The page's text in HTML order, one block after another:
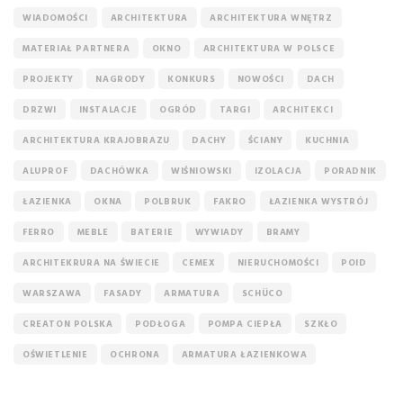
WIADOMOŚCI ARCHITEKTURA ARCHITEKTURA WNĘTRZ
MATERIAŁ PARTNERA OKNO ARCHITEKTURA W POLSCE
PROJEKTY NAGRODY KONKURS NOWOŚCI DACH
DRZWI INSTALACJE OGRÓD TARGI ARCHITEKCI
ARCHITEKTURA KRAJOBRAZU DACHY ŚCIANY KUCHNIA
ALUPROF DACHÓWKA WIŚNIOWSKI IZOLACJA PORADNIK
ŁAZIENKA OKNA POLBRUK FAKRO ŁAZIENKA WYSTRÓJ
FERRO MEBLE BATERIE WYWIADY BRAMY
ARCHITEKRURA NA ŚWIECIE CEMEX NIERUCHOMOŚCI POID
WARSZAWA FASADY ARMATURA SCHÜCO
CREATON POLSKA PODŁOGA POMPA CIEPŁA SZKŁO
OŚWIETLENIE OCHRONA ARMATURA ŁAZIENKOWA